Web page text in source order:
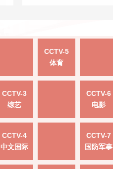
CCTV-5
体育
CCTV-3
综艺
CCTV-6
电影
CCTV-4
中文国际
CCTV-7
国防军事